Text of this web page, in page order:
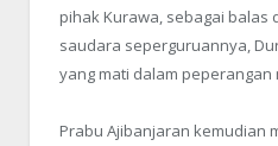
pihak Kurawa, sebagai balas
saudara seperguruannya,
yang mati dalam peperangan
Prabu Ajibanjaran kemudian